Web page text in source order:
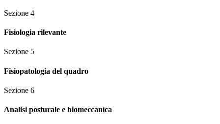
Sezione 4
Fisiologia rilevante
Sezione 5
Fisiopatologia del quadro
Sezione 6
Analisi posturale e biomeccanica